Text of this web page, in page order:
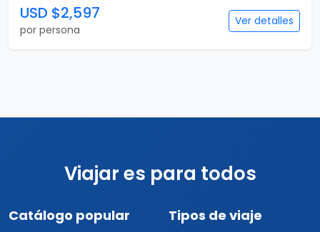
USD $2,597
por persona
Ver detalles
Viajar es para todos
Catálogo popular Tipos de viaje